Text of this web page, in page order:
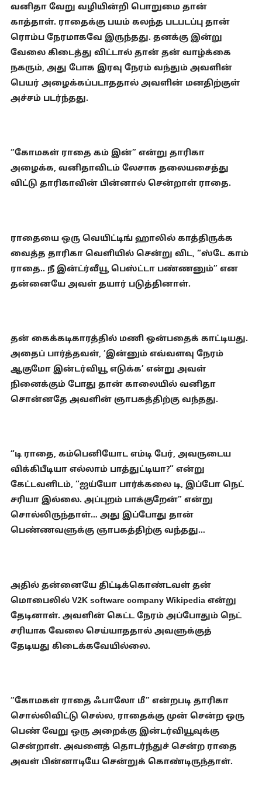
வனிதா வேறு வழியின்றி பொறுமை தான்
காத்தாள். ராதைக்கு பயம் கலந்த படபடப்பு தான்
ரொம்ப நேரமாகவே இருந்தது. தனக்கு இன்று
வேலை கிடைத்து விட்டால் தான் தன் வாழ்க்கை
நகரும், அது போக இரவு நேரம் வந்தும் அவளின்
பெயர் அழைக்கப்படாததால் அவளின் மனதிற்குள்
அச்சம் படர்ந்தது.
“கோமகள் ராதை கம் இன்” என்று தாரிகா
அழைக்க, வனிதாவிடம் லேசாக தலையசைத்து
விட்டு தாரிகாவின் பின்னால் சென்றாள் ராதை.
ராதையை ஒரு வெயிட்டிங் ஹாலில் காத்திருக்க
வைத்த தாரிகா வெளியில் சென்று விட, “ஸ்டே காம்
ராதை.. நீ இன்ட்ர்வீயூ பெஸ்ட்டா பண்ணனும்” என
தன்னையே அவள் தயார் படுத்தினாள்.
தன் கைக்கடிகாரத்தில் மணி ஒன்பதைக் காட்டியது.
அதைப் பார்த்தவள், ‘இன்னும் எவ்வளவு நேரம்
ஆகுமோ இன்டர்வியூ எடுக்க’ என்று அவள்
நினைக்கும் போது தான் காலையில் வனிதா
சொன்னதே அவளின் ஞாபகத்திற்கு வந்தது.
“டி ராதை, கம்பெனியோட எம்டி பேர், அவருடைய
விக்கிபீடியா எல்லாம் பாத்துட்டியா?” என்று
கேட்டவளிடம், “ஐய்யோ பார்க்கலை டி, இப்போ நெட்
சரியா இல்லை. அப்புறம் பாக்குறேன்” என்று
சொல்லிருந்தாள்… அது இப்போது தான்
பெண்ணவளுக்கு ஞாபகத்திற்கு வந்தது…
அதில் தன்னையே திட்டிக்கொண்டவள் தன்
மொபைலில் V2K software company Wikipedia என்று
தேடினாள். அவளின் கெட்ட நேரம் அப்போதும் நெட்
சரியாக வேலை செய்யாததால் அவளுக்குத்
தேடியது கிடைக்கவேயில்லை.
“கோமகள் ராதை ஃபாலோ மீ” என்றபடி தாரிகா
சொல்லிவிட்டு செல்ல, ராதைக்கு முன் சென்ற ஒரு
பெண் வேறு ஒரு அறைக்கு இன்டர்வியூவுக்கு
சென்றாள். அவளைத் தொடர்ந்துச் சென்ற ராதை
அவள் பின்னாடியே சென்றுக் கொண்டிருந்தாள்.